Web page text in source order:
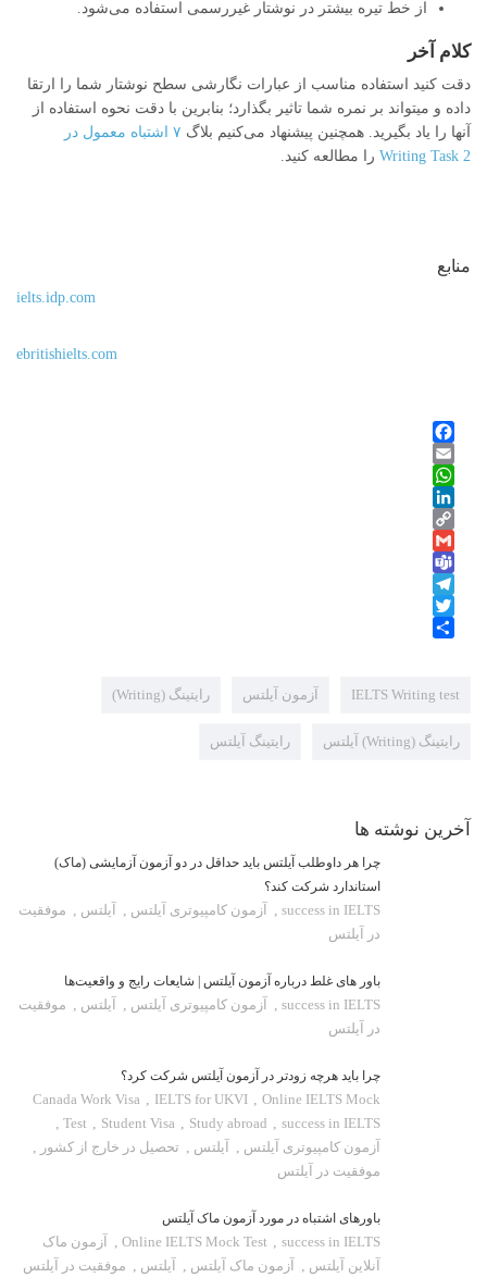
از خط تیره بیشتر در نوشتار غیررسمی استفاده می‌شود.
کلام آخر
دقت کنید استفاده مناسب از عبارات نگارشی سطح نوشتار شما را ارتقا
داده و میتواند بر نمره شما تاثیر بگذارد؛ بنابرین با دقت نحوه استفاده از
آنها را یاد بگیرید. همچنین پیشنهاد می‌کنیم بلاگ
۷ اشتباه معمول در
Writing Task 2 را مطالعه کنید.
منابع
ielts.idp.com
ebritishielts.com
Facebook
Email
WhatsApp
LinkedIn
Copy
Link
Gmail
Teams
Telegram
Twitter
IELTS Writing test آزمون آیلتس رایتینگ (Writing)
رایتینگ (Writing) آیلتس رایتینگ آیلتس
آخرین نوشته ها
چرا هر داوطلب آیلتس باید حداقل در دو آزمون آزمایشی (ماک)
استاندارد شرکت کند؟
success in IELTS آزمون کامپیوتری آیلتس آیلتس
موفقیت
در آیلتس
باور های غلط درباره آزمون آیلتس | شایعات رایج و واقعیت‌ها
success in IELTS آزمون کامپیوتری آیلتس آیلتس
موفقیت
در آیلتس
چرا باید هرچه زودتر در آزمون آیلتس شرکت کرد؟
Canada Work Visa IELTS for UKVI
Online IELTS Mock
Test
Student Visa Study abroad success in IELTS
آزمون کامپیوتری آیلتس
آیلتس تحصیل در خارج از کشور
موفقیت در آیلتس
باورهای اشتباه در مورد آزمون ماک آیلتس
Online IELTS Mock Test success in IELTS
آزمون ماک
آنلاین آیلتس
آزمون ماک آیلتس آیلتس موفقیت در آیلتس